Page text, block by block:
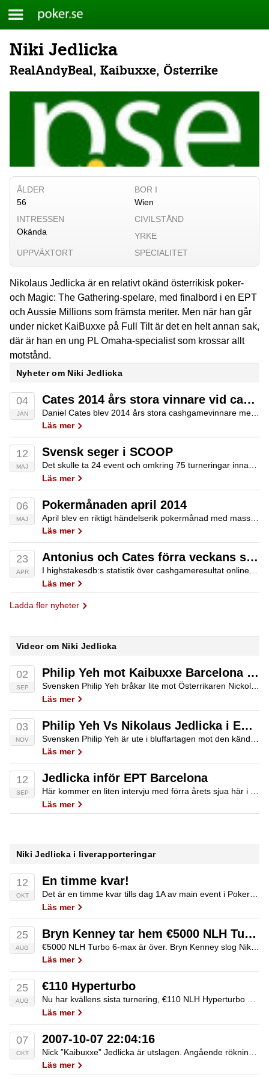
Skip
to
Meny
Poker.se
Niki Jedlicka
RealAndyBeal, Kaibuxxe, Österrike
ÅLDER
56
BOR I
Wien
INTRESSEN
Okända
CIVILSTÅND
YRKE
UPPVÄXTORT
SPECIALITET
Nikolaus Jedlicka är en relativt okänd österrikisk poker-
och Magic: The Gathering-spelare, med finalbord i en EPT
och Aussie Millions som främsta meriter. Men när han går
under nicket KaiBuxxe på Full Tilt är det en helt annan sak,
där är han en ung PL Omaha-specialist som krossar allt
motstånd.
Nyheter om Niki Jedlicka
04
JAN
Cates 2014 års stora vinnare vid cashgameborden online
Läs mer
12
MAJ
Svensk seger i SCOOP
Läs mer
06
MAJ
Pokermånaden april 2014
Läs mer
23
APR
Antonius och Cates förra veckans största vinnare online
Läs mer
Ladda fler nyheter
Videor om Niki Jedlicka
02
SEP
Philip Yeh mot Kaibuxxe Barcelona 2007
Läs mer
03
NOV
Philip Yeh Vs Nikolaus Jedlicka i EPT Barcelona 2007
Läs mer
12
SEP
Jedlicka inför EPT Barcelona
Läs mer
Niki Jedlicka i liverapporteringar
12
OKT
En timme kvar!
Läs mer
25
AUG
Bryn Kenney tar hem €5000 NLH Turbo 6-max
Läs mer
25
AUG
€110 Hyperturbo
Läs mer
07
OKT
2007-10-07 22:04:16
Läs mer